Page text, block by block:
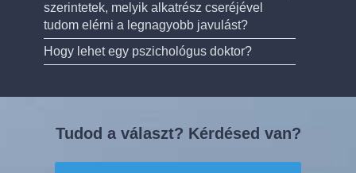
szerintetek, melyik alkatrész cseréjével
tudom elérni a legnagyobb javulást?
Hogy lehet egy pszichológus doktor?
Tudod a választ? Kérdésed van?